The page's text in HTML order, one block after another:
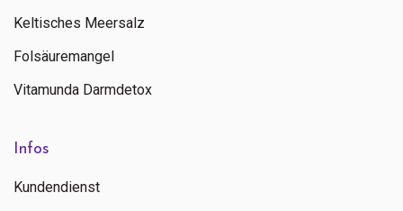
Keltisches Meersalz
Folsäuremangel
Vitamunda Darmdetox
Infos
Kundendienst